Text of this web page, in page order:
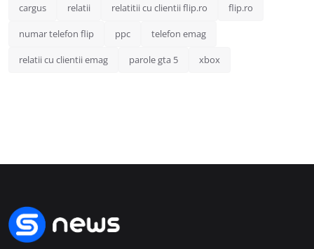
cargus relatii relatitii cu clientii flip.ro flip.ro
numar telefon flip ppc telefon emag
relatii cu clientii emag parole gta 5 xbox